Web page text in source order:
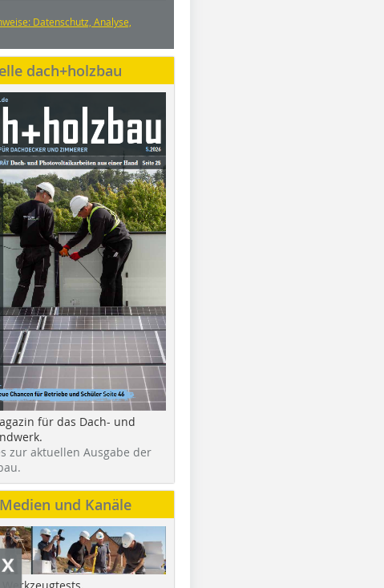
x
Datenschutz, Analyse,
dach+holzbau
für das Dach- und
zur aktuellen Ausgabe der
und Kanäle